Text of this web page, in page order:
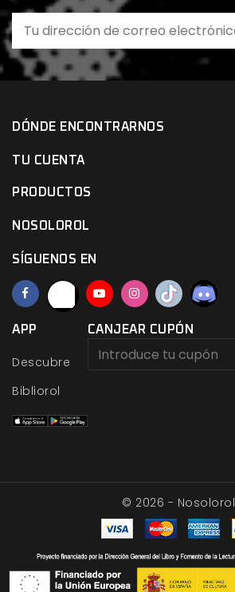
DÓNDE ENCONTRARNOS
TU CUENTA
PRODUCTOS
NOSOLOROL
SÍGUENOS EN
APP
Descubre
Bibliorol
CANJEAR CUPÓN
© 2026 - Nosolorol